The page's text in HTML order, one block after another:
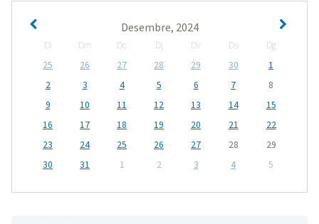
Desembre, 2024
Dl Dm Dc Dj Dv Ds
Dg
25
26 27 28 29 30
1
2
3 4 5 6 7
8
9
10 11 12 13 14
15
16
17 18 19 20 21
22
23
24 25 26 27 28
29
30
31 1 2 3 4 5